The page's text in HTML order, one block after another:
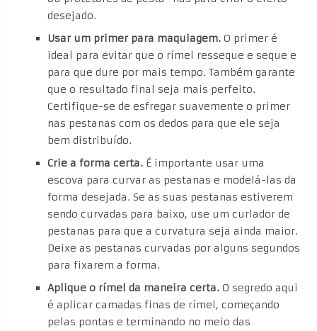
desejado.
Usar um primer para maquiagem.O primer é
ideal para evitar que o rímel resseque e seque e
para que dure por mais tempo. Também garante
que o resultado final seja mais perfeito.
Certifique-se de esfregar suavemente o primer
nas pestanas com os dedos para que ele seja
bem distribuído.
Crie a forma certa.É importante usar uma
escova para curvar as pestanas e modelá-las da
forma desejada. Se as suas pestanas estiverem
sendo curvadas para baixo, use um curlador de
pestanas para que a curvatura seja ainda maior.
Deixe as pestanas curvadas por alguns segundos
para fixarem a forma.
Aplique o rímel da maneira certa.O segredo aqui
é aplicar camadas finas de rímel, começando
pelas pontas e terminando no meio das